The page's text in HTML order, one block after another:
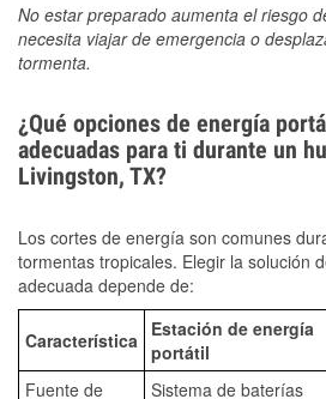
No estar preparado aumenta el riesgo
necesita viajar de emergencia o
tormenta.
¿Qué opciones de energía
adecuadas para ti durante un
Livingston, TX?
Los cortes de energía son comunes
tormentas tropicales. Elegir la solución
adecuada depende de:
Característica
Estación de energía
portátil
Fuente de Sistema de baterías